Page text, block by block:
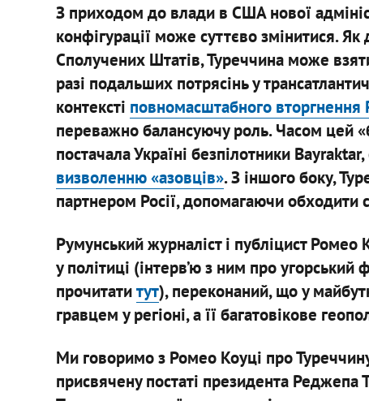
З приходом до влади в США нової
конфігурації може суттєво змінитися.
Сполучених Штатів, Туреччина може
разі подальших потрясінь у
контексті повномасштабного вторгнення
переважно балансуючу роль. Часом цей
постачала Україні безпілотники
визволенню «азовців». З іншого боку,
партнером Росії, допомагаючи обходити
Румунський журналіст і публіцист Ромео
у політиці (інтерв’ю з ним про
прочитатитут), переконаний, що у
гравцем у регіоні, а її багатовікове
Ми говоримо з Ромео Коуці про
присвячену постаті президента Реджепа